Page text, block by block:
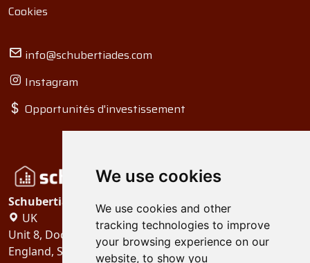
We use cookies
We use cookies and other
tracking technologies to improve
your browsing experience on our
website, to show you
Cookies
info@schubertiades.com
Instagram
Opportunités d'investissement
Schubertiades, Ltd.
UK
Unit 8, Dock Offices, Surrey Quays Road, London
England, SE16 2XU